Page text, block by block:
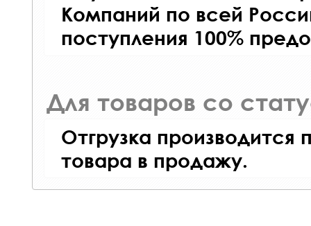
Компаний по всей
поступления 100%
Для товаров со
Отгрузка производится
товара в продажу.